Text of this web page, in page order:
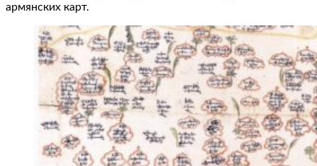
армянских карт.